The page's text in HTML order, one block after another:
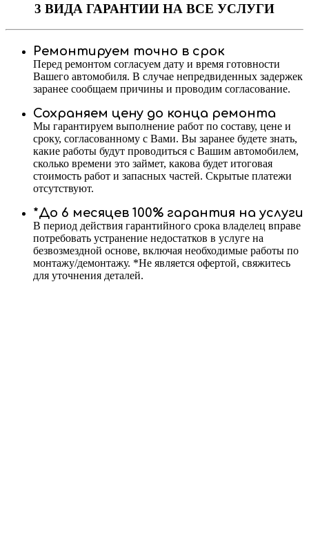
3 ВИДА ГАРАНТИИ НА ВСЕ УСЛУГИ
Ремонтируем точно в срок
Перед ремонтом согласуем дату и время готовности
Вашего автомобиля. В случае непредвиденных задержек
заранее сообщаем причины и проводим согласование.
Сохраняем цену до конца ремонта
Мы гарантируем выполнение работ по составу, цене и
сроку, согласованному с Вами. Вы заранее будете знать,
какие работы будут проводиться с Вашим автомобилем,
сколько времени это займет, какова будет итоговая
стоимость работ и запасных частей. Скрытые платежи
отсутствуют.
*До 6 месяцев 100% гарантия на услуги
В период действия гарантийного срока владелец вправе
потребовать устранение недостатков в услуге на
безвозмездной основе, включая необходимые работы по
монтажу/демонтажу. *Не является офертой, свяжитесь
для уточнения деталей.